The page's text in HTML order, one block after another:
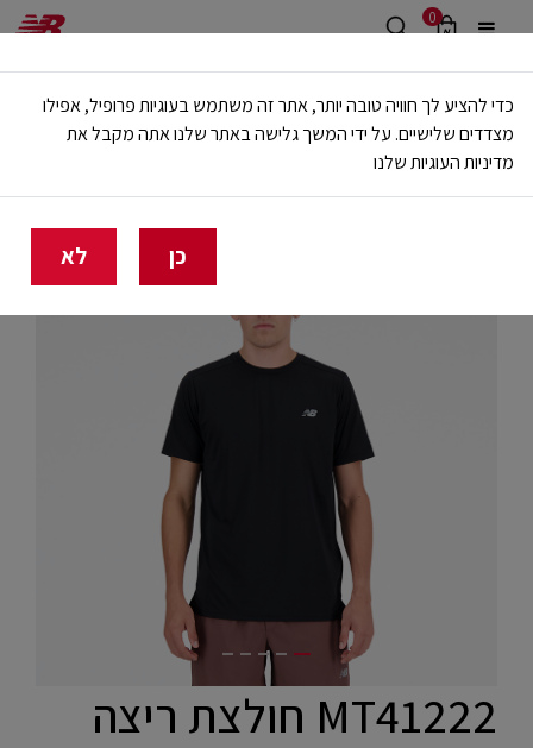
0
משלוח חינם מעל 499 ש"ח
🔥 20% הנחה על כל הביגוד באתר ובחנויות - לזמן מוגבל
בית גברים בגדים חולצות וגופיות
MT41222 חולצת ריצה
כדי להציע לך חוויה טובה יותר, אתר זה משתמש בעוגיות פרופיל, אפילו
מצדדים שלישיים. על ידי המשך גלישה באתר שלנו אתה מקבל את
מדיניות העוגיות שלנו
כן לא